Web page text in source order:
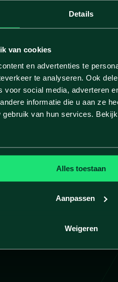
Details
van cookies
en advertenties te
te analyseren. Ook
voor social media, adverteren
informatie die u aan ze
gebruik van hun services.
Alles toestaan
Aanpassen
Weigeren